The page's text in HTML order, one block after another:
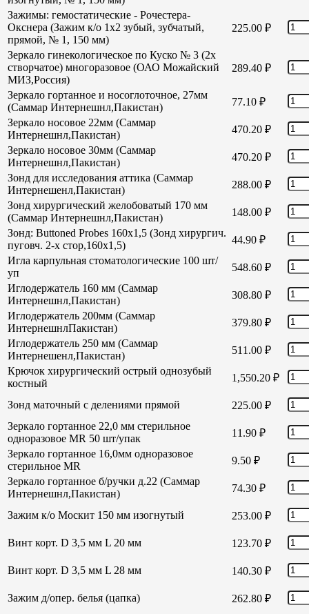
Зажимы: гемостатические - Рочестера-
Окснера (Зажим к/о 1х2 зубый, зубчатый,
прямой, № 1, 150 мм)
225.00 ₽
Зеркало гинекологическое по Куско № 3 (2х
створчатое) многоразовое (ОАО Можайский
МИЗ,Россия)
289.40 ₽
Зеркало гортанное и носоглоточное, 27мм
(Саммар Интернешнл,Пакистан)
77.10 ₽
Зеркало носовое 22мм (Саммар
Интернешнл,Пакистан)
470.20 ₽
Зеркало носовое 30мм (Саммар
Интернешнл,Пакистан)
470.20 ₽
Зонд для исследования аттика (Саммар
Интернешенл,Пакистан)
288.00 ₽
Зонд хирургический желобоватый 170 мм
(Саммар Интернешнл,Пакистан)
148.00 ₽
Зонд: Buttoned Probes 160х1,5 (Зонд хирургич.
пуговч. 2-х стор,160х1,5)
44.90 ₽
Игла карпульная стоматологические 100 шт/
уп
548.60 ₽
Иглодержатель 160 мм (Саммар
Интернешнл,Пакистан)
308.80 ₽
Иглодержатель 200мм (Саммар
ИнтернешнлПакистан)
379.80 ₽
Иглодержатель 250 мм (Саммар
Интернешенл,Пакистан)
511.00 ₽
Крючок хирургический острый однозубый
костный
1,550.20 ₽
Зонд маточный с делениями прямой 225.00 ₽
Зеркало гортанное 22,0 мм стерильное
одноразовое MR 50 шт/упак
11.90 ₽
Зеркало гортанное 16,0мм одноразовое
стерильное MR
9.50 ₽
Зеркало гортанное б/ручки д.22 (Саммар
Интернешнл,Пакистан)
74.30 ₽
Зажим к/о Москит 150 мм изогнутый 253.00 ₽
Винт корт. D 3,5 мм L 20 мм 123.70 ₽
Винт корт. D 3,5 мм L 28 мм 140.30 ₽
Зажим д/опер. белья (цапка) 262.80 ₽